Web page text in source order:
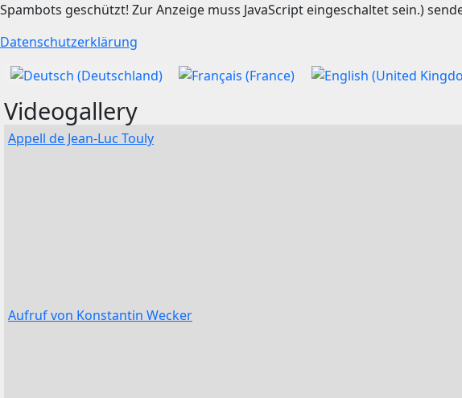
Sprache auswählen
Videogallery
Appell de Jean-Luc Touly
Aufruf von Konstantin Wecker
Spambots geschützt! Zur Anzeige muss JavaScript eingeschaltet sein.)
Datenschutzerklärung